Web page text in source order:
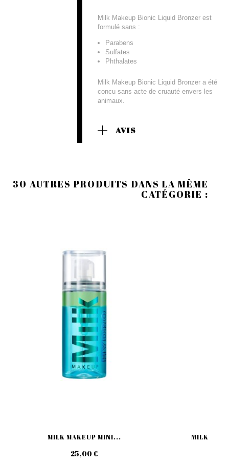
Milk Makeup Bionic Liquid Bronzer est
formulé sans :
Parabens
Sulfates
Phthalates
Milk Makeup Bionic Liquid Bronzer a été
concu sans acte de cruauté envers les
animaux.
AVIS
30 AUTRES PRODUITS DANS LA MÊME
CATÉGORIE :
MILK MAKEUP MINI...
25,00 €
MILK